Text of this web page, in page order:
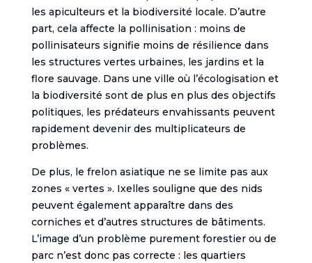
les apiculteurs et la biodiversité locale. D’autre
part, cela affecte la pollinisation : moins de
pollinisateurs signifie moins de résilience dans
les structures vertes urbaines, les jardins et la
flore sauvage. Dans une ville où l’écologisation et
la biodiversité sont de plus en plus des objectifs
politiques, les prédateurs envahissants peuvent
rapidement devenir des multiplicateurs de
problèmes.
De plus, le frelon asiatique ne se limite pas aux
zones « vertes ». Ixelles souligne que des nids
peuvent également apparaître dans des
corniches et d’autres structures de bâtiments.
L’image d’un problème purement forestier ou de
parc n’est donc pas correcte : les quartiers